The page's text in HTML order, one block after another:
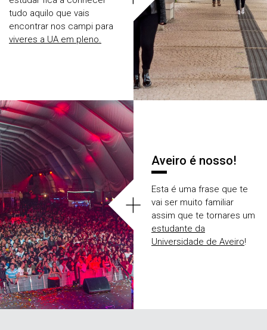
tudo aquilo que vais
encontrar nos campi para
viveres a UA em pleno.
Aveiro é nosso!
Esta é uma frase que te
vai ser muito familiar
assim que te tornares um
estudante da
Universidade de Aveiro!
+